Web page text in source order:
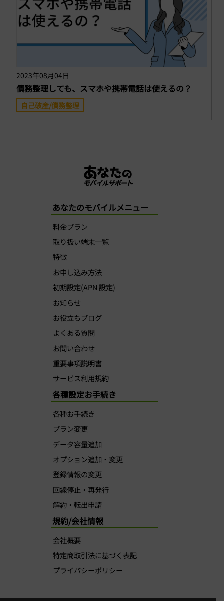
2023年08月04日
債務整理しても、スマホや携帯電話は使えるの？
自己破産/債務整理
あなたのモバイルメニュー
料金プラン
取り扱い端末一覧
特徴
お申し込み方法
初期設定(APN 設定)
お知らせ
お役立ちブログ
よくある質問
お問い合わせ
重要事項説明書
サービス利用規約
各種設定お手続き
各種お手続き
プラン変更
データ容量追加
オプション追加・変更
登録情報の変更
回線停止・再発行
解約・転出申請
規約/会社情報
会社概要
特定商取引法に基づく表記
プライバシーポリシー